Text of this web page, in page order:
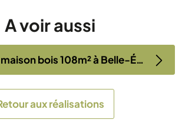
A voir aussi
Construction maison bois 108m² à Belle-Église (60)
aux réalisations